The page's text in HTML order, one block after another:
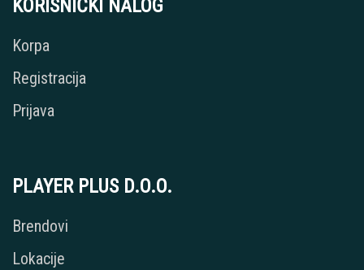
KORISNIČKI NALOG
Korpa
Registracija
Prijava
PLAYER PLUS D.O.O.
Brendovi
Lokacije